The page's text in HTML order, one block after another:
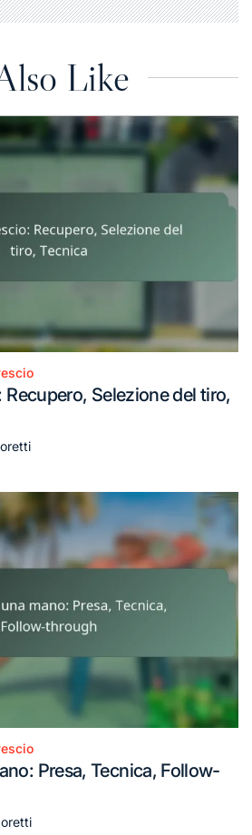
Like
Selezione del tiro,
Presa, Tecnica, Follow-